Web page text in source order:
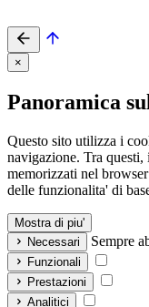
×
Panoramica
Questo sito utilizza i
navigazione. Tra
memorizzati nel
delle funzionalita' di
Mostra di piu'
Necessari
Sempre
Funzionali
Prestazioni
Analitici